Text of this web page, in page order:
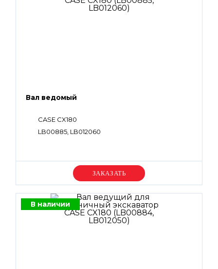
Вал ведомый
CASE CX180
LB00885, LB012060
Уточняйте цену
В наличии